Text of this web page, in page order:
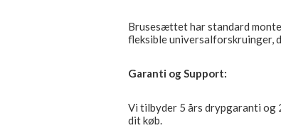
Brusesættet har standard
fleksible universalforskruinger,
Garanti og Support:
Vi tilbyder 5 års drypgaranti og
dit køb.